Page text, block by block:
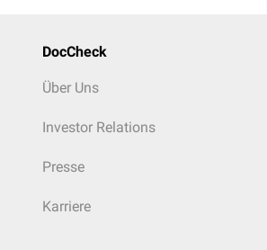
DocCheck
Über Uns
Investor Relations
Presse
Karriere